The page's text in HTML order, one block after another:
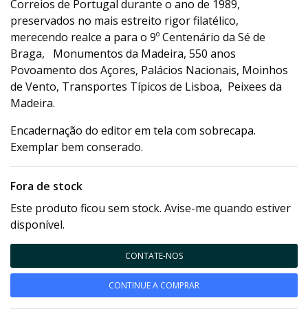
Correios de Portugal durante o ano de 1989,
preservados no mais estreito rigor filatélico,
merecendo realce a para o 9º Centenário da Sé de
Braga, Monumentos da Madeira, 550 anos
Povoamento dos Açores, Palácios Nacionais, Moinhos
de Vento, Transportes Típicos de Lisboa, Peixees da
Madeira.
Encadernação do editor em tela com sobrecapa.
Exemplar bem conserado.
Fora de stock
Este produto ficou sem stock. Avise-me quando estiver
disponível.
CONTATE-NOS
CONTINUE A COMPRAR